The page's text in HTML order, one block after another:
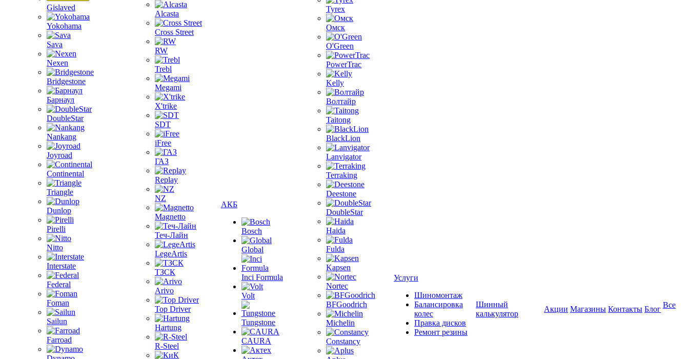
Gislaved
Yokohama
Sava
Nexen
Bridgestone
Барнаул
DoubleStar
Nankang
Joyroad
Continental
Triangle
Dunlop
Pirelli
Nitto
Interstate
Federal
Foman
Sailun
Farroad
Alcasta
Cross Street
RW
Trebl
Megami
X'trike
SDT
iFree
ГАЗ
Replay
NZ
Magnetto
Теч-Лайн
LegeArtis
ТЗСК
Arivo
Top Driver
Hartung
R-Steel
АКБ
Bosch
Global
Inci Formula
Volt
Tungstone
CAURA
Tyrex
Омск
O'Green
PowerTrac
Kelly
Волтайр
Taitong
BlackLion
Lanvigator
Terraking
Deestone
DoubleStar
Haida
Fulda
Kapsen
Nortec
BFGoodrich
Michelin
Constancy
Услуги
Шиномонтаж
Балансировка
колес
Правка дисков
Ремонт резины
Шинный
калькулятор
Акции Магазины Контакты Блог Все